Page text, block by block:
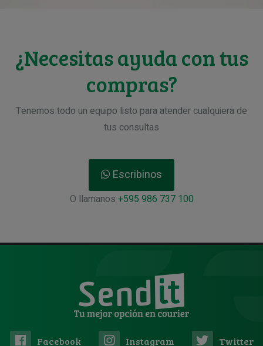
¿Necesitas ayuda con tus
compras?
Tenemos todo un equipo listo para atender cualquiera de
tus consultas
Escribinos
O llamanos +595 986 737 100
Facebook Instagram Twitter